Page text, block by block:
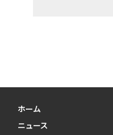
ホーム
ニュース